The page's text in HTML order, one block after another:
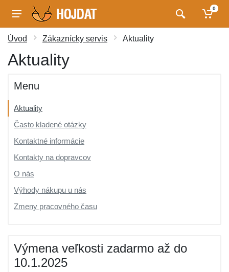
0
Úvod Zákaznícky servis Aktuality
Aktuality
Menu
Aktuality
Často kladené otázky
Kontaktné informácie
Kontakty na dopravcov
O nás
Výhody nákupu u nás
Zmeny pracovného času
Výmena veľkosti zadarmo až do
10.1.2025